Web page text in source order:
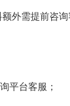
外需提前咨
平台客服；